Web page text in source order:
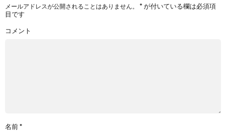
メールアドレスが公開されることはありません。 *が付いている欄は必須項
目です
コメント
名前*